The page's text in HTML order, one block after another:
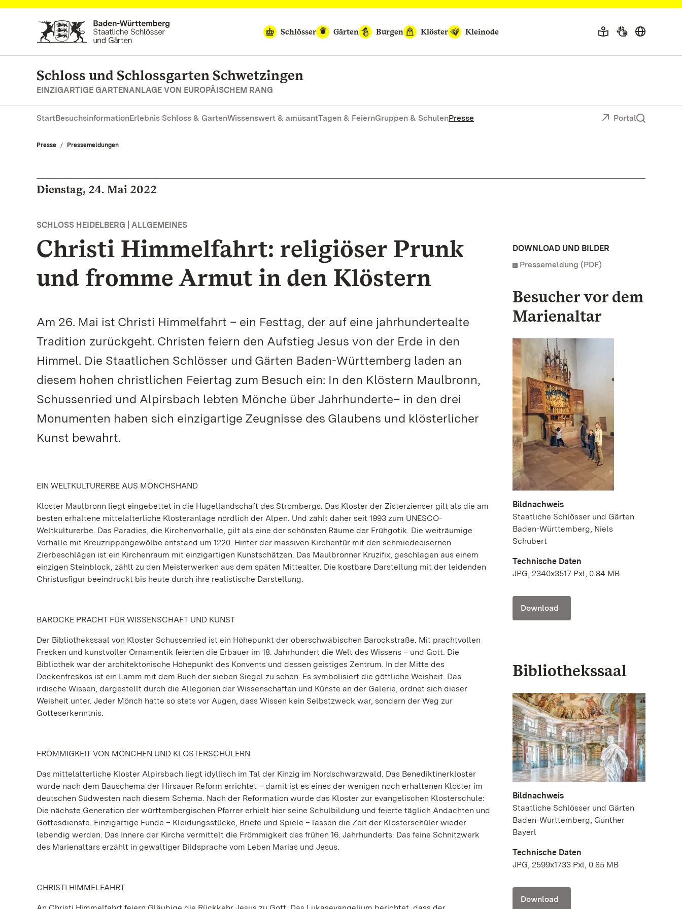
Zum Hauptinhalt springen
Schlösser
Gärten Burgen Klöster Kleinode
Schloss und Schlossgarten Schwetzingen
EINZIGARTIGE GARTENANLAGE VON EUROPÄISCHEM RANG
StartBesuchsinformationErlebnis Schloss & GartenWissenswert & amüsantTagen & FeiernGruppen & SchulenPresse Portal
Presse Pressemeldungen
Dienstag, 24. Mai 2022
SCHLOSS HEIDELBERG | ALLGEMEINES
Christi Himmelfahrt: religiöser Prunk
und fromme Armut in den Klöstern
Am 26. Mai ist Christi Himmelfahrt – ein Festtag, der auf eine jahrhundertealte
Tradition zurückgeht. Christen feiern den Aufstieg Jesus von der Erde in den
Himmel. Die Staatlichen Schlösser und Gärten Baden-Württemberg laden an
diesem hohen christlichen Feiertag zum Besuch ein: In den Klöstern Maulbronn,
Schussenried und Alpirsbach lebten Mönche über Jahrhunderte– in den drei
Monumenten haben sich einzigartige Zeugnisse des Glaubens und klösterlicher
Kunst bewahrt.
EIN WELTKULTURERBE AUS MÖNCHSHAND
Kloster Maulbronn liegt eingebettet in die Hügellandschaft des Strombergs. Das Kloster der Zisterzienser gilt als die am
besten erhaltene mittelalterliche Klosteranlage nördlich der Alpen. Und zählt daher seit 1993 zum UNESCO-
Weltkulturerbe. Das Paradies, die Kirchenvorhalle, gilt als eine der schönsten Räume der Frühgotik. Die weiträumige
Vorhalle mit Kreuzrippengewölbe entstand um 1220. Hinter der massiven Kirchentür mit den schmiedeeisernen
Zierbeschlägen ist ein Kirchenraum mit einzigartigen Kunstschätzen. Das Maulbronner Kruzifix, geschlagen aus einem
einzigen Steinblock, zählt zu den Meisterwerken aus dem späten Mittealter. Die kostbare Darstellung mit der leidenden
Christusfigur beeindruckt bis heute durch ihre realistische Darstellung.
BAROCKE PRACHT FÜR WISSENSCHAFT UND KUNST
Der Bibliothekssaal von Kloster Schussenried ist ein Höhepunkt der oberschwäbischen Barockstraße. Mit prachtvollen
Fresken und kunstvoller Ornamentik feierten die Erbauer im 18. Jahrhundert die Welt des Wissens – und Gott. Die
Bibliothek war der architektonische Höhepunkt des Konvents und dessen geistiges Zentrum. In der Mitte des
Deckenfreskos ist ein Lamm mit dem Buch der sieben Siegel zu sehen. Es symbolisiert die göttliche Weisheit. Das
irdische Wissen, dargestellt durch die Allegorien der Wissenschaften und Künste an der Galerie, ordnet sich dieser
Weisheit unter. Jeder Mönch hatte so stets vor Augen, dass Wissen kein Selbstzweck war, sondern der Weg zur
Gotteserkenntnis.
FRÖMMIGKEIT VON MÖNCHEN UND KLOSTERSCHÜLERN
Das mittelalterliche Kloster Alpirsbach liegt idyllisch im Tal der Kinzig im Nordschwarzwald. Das Benediktinerkloster
wurde nach dem Bauschema der Hirsauer Reform errichtet – damit ist es eines der wenigen noch erhaltenen Klöster im
deutschen Südwesten nach diesem Schema. Nach der Reformation wurde das Kloster zur evangelischen Klosterschule:
Die nächste Generation der württembergischen Pfarrer erhielt hier seine Schulbildung und feierte täglich Andachten und
Gottesdienste. Einzigartige Funde – Kleidungsstücke, Briefe und Spiele – lassen die Zeit der Klosterschüler wieder
lebendig werden. Das Innere der Kirche vermittelt die Frömmigkeit des frühen 16. Jahrhunderts: Das feine Schnitzwerk
des Marienaltars erzählt in gewaltiger Bildsprache vom Leben Marias und Jesus.
CHRISTI HIMMELFAHRT
DOWNLOAD UND BILDER
Pressemeldung (PDF)
Besucher vor dem
Marienaltar
Bildnachweis
Staatliche Schlösser und Gärten
Baden-Württemberg, Niels
Schubert
Technische Daten
JPG, 2340x3517 Pxl, 0.84 MB
Download
Bibliothekssaal
Bildnachweis
Staatliche Schlösser und Gärten
Baden-Württemberg, Günther
Bayerl
Technische Daten
JPG, 2599x1733 Pxl, 0.85 MB
Download